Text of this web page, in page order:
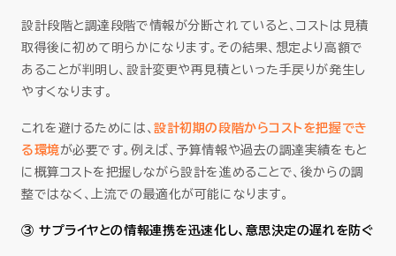
設計段階と調達段階で情報が分断されていると、コストは見積
取得後に初めて明らかになります。その結果、想定より高額で
あることが判明し、設計変更や再見積といった手戻りが発生し
やすくなります。
これを避けるためには、設計初期の段階からコストを把握でき
る環境が必要です。例えば、予算情報や過去の調達実績をもと
に概算コストを把握しながら設計を進めることで、後からの調
整ではなく、上流での最適化が可能になります。
③ サプライヤとの情報連携を迅速化し、意思決定の遅れを防ぐ